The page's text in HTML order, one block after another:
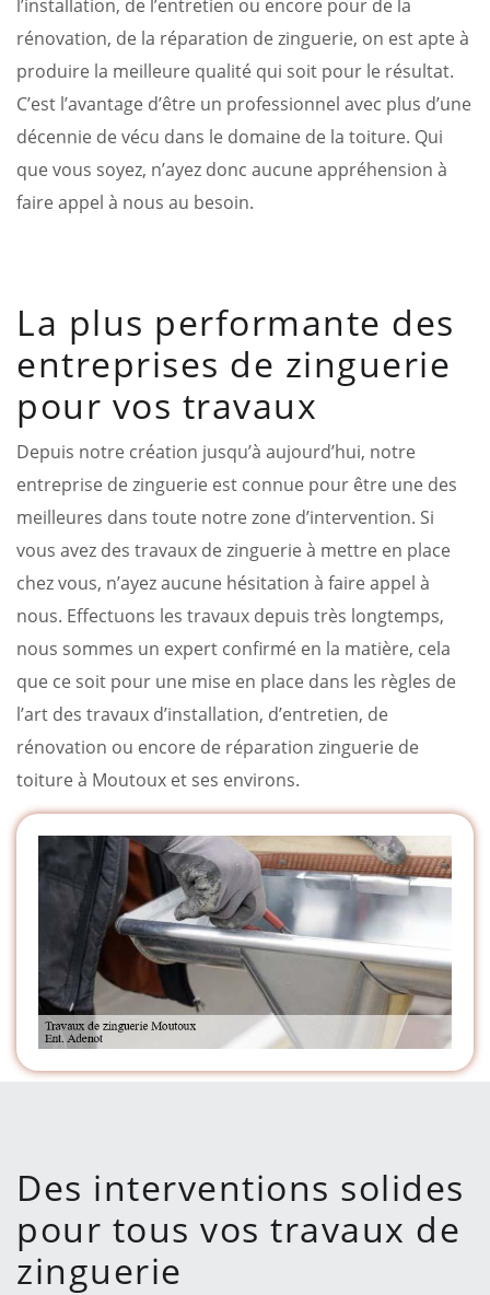
l’installation, de l’entretien ou encore pour de la
rénovation, de la réparation de zinguerie, on est apte à
produire la meilleure qualité qui soit pour le résultat.
C’est l’avantage d’être un professionnel avec plus d’une
décennie de vécu dans le domaine de la toiture. Qui
que vous soyez, n’ayez donc aucune appréhension à
faire appel à nous au besoin.
La plus performante des
entreprises de zinguerie
pour vos travaux
Depuis notre création jusqu’à aujourd’hui, notre
entreprise de zinguerie est connue pour être une des
meilleures dans toute notre zone d’intervention. Si
vous avez des travaux de zinguerie à mettre en place
chez vous, n’ayez aucune hésitation à faire appel à
nous. Effectuons les travaux depuis très longtemps,
nous sommes un expert confirmé en la matière, cela
que ce soit pour une mise en place dans les règles de
l’art des travaux d’installation, d’entretien, de
rénovation ou encore de réparation zinguerie de
toiture à Moutoux et ses environs.
Des interventions solides
pour tous vos travaux de
zinguerie